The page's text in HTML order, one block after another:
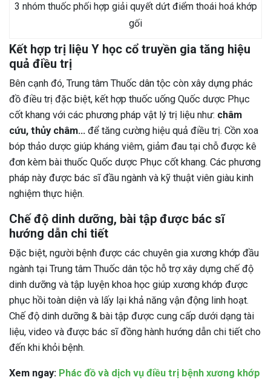
3 nhóm thuốc phối hợp giải quyết dứt điểm thoái hoá khớp
gối
Kết hợp trị liệu Y học cổ truyền gia tăng hiệu
quả điều trị
Bên cạnh đó, Trung tâm Thuốc dân tộc còn xây dựng phác
đồ điều trị đặc biệt, kết hợp thuốc uống Quốc dược Phục
cốt khang với các phương pháp vật lý trị liệu như: châm
cứu, thủy châm… để tăng cường hiệu quả điều trị. Cồn xoa
bóp thảo dược giúp kháng viêm, giảm đau tại chỗ được kê
đơn kèm bài thuốc Quốc dược Phục cốt khang. Các phương
pháp này được bác sĩ đầu ngành và kỹ thuật viên giàu kinh
nghiệm thực hiện.
Chế độ dinh dưỡng, bài tập được bác sĩ
hướng dẫn chi tiết
Đặc biệt, người bệnh được các chuyên gia xương khớp đầu
ngành tại Trung tâm Thuốc dân tộc hỗ trợ xây dựng chế độ
dinh dưỡng và tập luyện khoa học giúp xương khớp được
phục hồi toàn diện và lấy lại khả năng vận động linh hoạt.
Chế độ dinh dưỡng & bài tập được cung cấp dưới dạng tài
liệu, video và được bác sĩ đồng hành hướng dẫn chi tiết cho
đến khi khỏi bệnh.
Xem ngay: Phác đồ và dịch vụ điều trị bệnh xương khớp